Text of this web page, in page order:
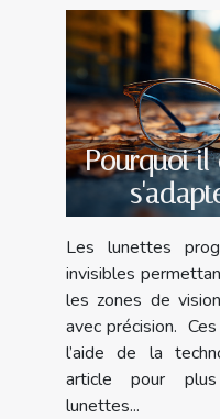
Pourquoi il
Les lunettes
invisibles
les zones de
avec précision.
l’aide de la
article pour
lunettes...